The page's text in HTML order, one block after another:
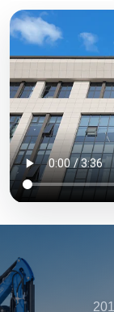
询到售后支持的
维护方面获得最佳